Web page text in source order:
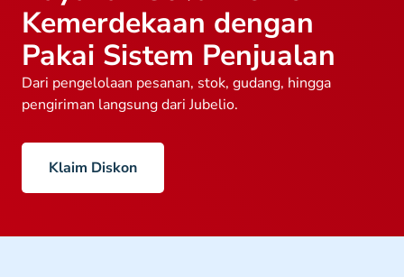
Kemerdekaan dengan
Pakai Sistem Penjualan
Dari pengelolaan pesanan, stok, gudang, hingga
pengiriman langsung dari Jubelio.
Klaim Diskon